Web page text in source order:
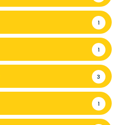
1
1
3
1